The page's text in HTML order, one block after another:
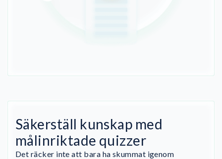
Säkerställ kunskap med
målinriktade quizzer
Det räcker inte att bara ha skummat igenom